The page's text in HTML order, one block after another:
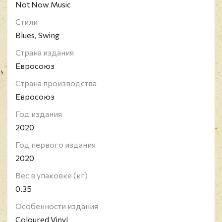
Not Now Music
Стили
Blues, Swing
Страна издания
Евросоюз
Страна производства
Евросоюз
Год издания
2020
Год первого издания
2020
Вес в упаковке (кг)
0.35
Особенности издания
Coloured Vinyl